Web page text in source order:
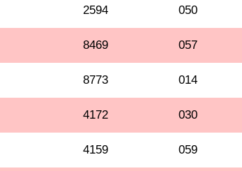
2594 050
8469 057
8773 014
4172 030
4159 059